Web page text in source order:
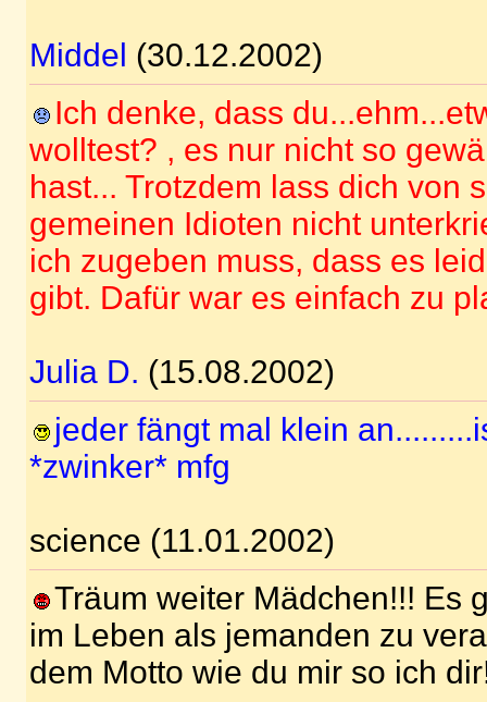
Middel (30.12.2002)
Ich denke, dass
wolltest? , es nur nicht so
hast... Trotzdem lass dich von
gemeinen Idioten nicht
ich zugeben muss, dass es
gibt. Dafür war es einfach zu
Julia D. (15.08.2002)
jeder fängt mal klein
*zwinker* mfg
science (11.01.2002)
Träum weiter Mädchen!!! Es
im Leben als jemanden zu
dem Motto wie du mir so ich